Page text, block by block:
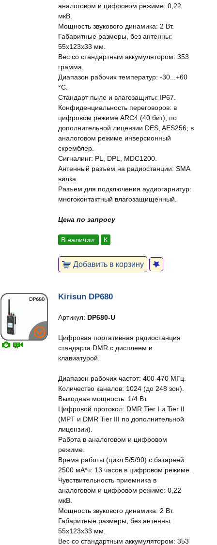
аналоговом и цифровом режиме: 0,22
мкВ.
Мощность звукового динамика: 2 Вт.
Габаритные размеры, без антенны:
55х123х33 мм.
Вес со стандартным аккумулятором: 353
грамма.
Диапазон рабочих температур: -30...+60
°C.
Стандарт пыле и влагозащиты: IP67.
Конфиденциальность переговоров: в
цифровом режиме ARC4 (40 бит), по
дополнительной лицензии DES, AES256; в
аналоговом режиме инверсионный
скремблер.
Сигналинг: PL, DPL, MDC1200.
Антенный разъем на радиостанции: SMA
вилка.
Разъем для подключения аудиогарнитур:
многоконтактный влагозащищенный.
Цена по запросу
В наличии: К
Добавить в корзину
Kirisun DP680
Артикул: DP680-U
Цифровая портативная радиостанция
стандарта DMR с дисплеем и
клавиатурой.
Диапазон рабочих частот: 400-470 МГц.
Количество каналов: 1024 (до 248 зон).
Выходная мощность: 1/4 Вт.
Цифровой протокол: DMR Tier I и Tier II
(MPT и DMR Tier III по дополнительной
лицензии).
Работа в аналоговом и цифровом
режиме.
Время работы (цикл 5/5/90) с батареей
2500 мА*ч: 13 часов в цифровом режиме.
Чувствительность приемника в
аналоговом и цифровом режиме: 0,22
мкВ.
Мощность звукового динамика: 2 Вт.
Габаритные размеры, без антенны:
55х123х33 мм.
Вес со стандартным аккумулятором: 353